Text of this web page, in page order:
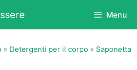
Menu
» Detergenti per il corpo » Saponetta